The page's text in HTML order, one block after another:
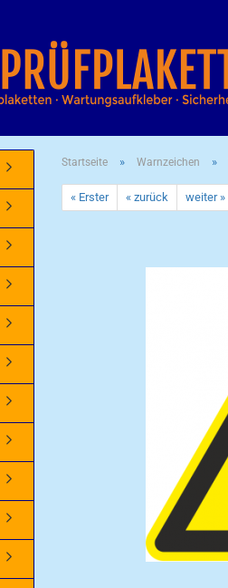
Startseite » Warnzeichen »
« Erster « zurück weiter »